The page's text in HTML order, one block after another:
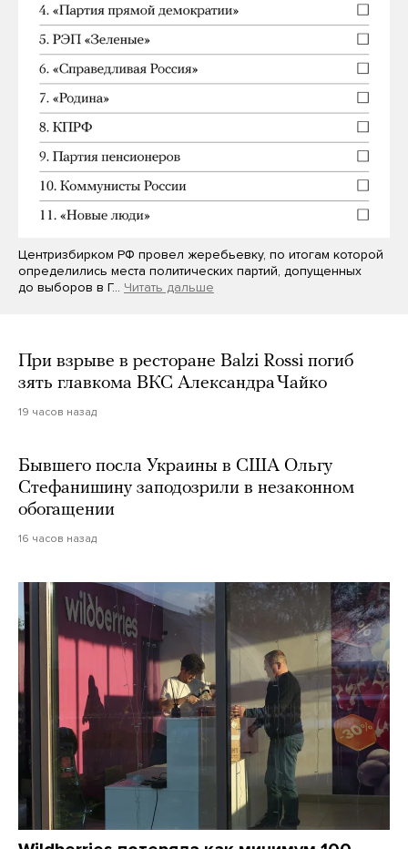
Центризбирком РФ провел жеребьевку, по итогам которой
определились места политических партий, допущенных
до выборов в Г… Читать дальше
При взрыве в ресторане Balzi Rossi погиб
зять главкома ВКС Александра Чайко
19 часов назад
Бывшего посла Украины в США Ольгу
Стефанишину заподозрили в незаконном
обогащении
16 часов назад